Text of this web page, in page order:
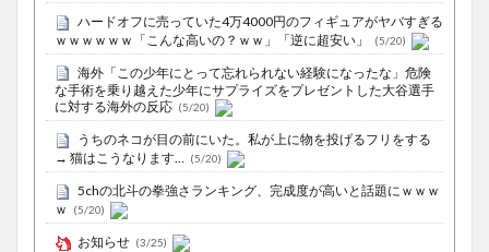
ハードオフに売っていた4万4000円のフィギュアがヤバすぎる
ｗｗｗｗｗｗ「こんな高いの？ｗｗ」「逆に超安い」
(5/20)
海外「この少年にとって忘れられない経験になったな」危険
な手術を乗り越えた少年にサプライズをプレゼントした大谷選手
に対する海外の反応 (5/20)
うちのネコが目の前にいた。私が上に物を投げるフリをする
→ 猫はこうなります… (5/20)
5chの北斗の拳強さランキング、完成度が高いと話題にｗｗｗ
ｗ
(5/20)
お知らせ (3/25)